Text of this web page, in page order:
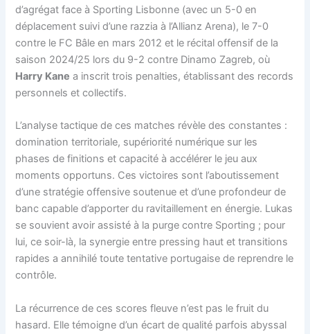
d’agrégat face à Sporting Lisbonne (avec un 5-0 en
déplacement suivi d’une razzia à l’Allianz Arena), le 7-0
contre le FC Bâle en mars 2012 et le récital offensif de la
saison 2024/25 lors du 9-2 contre Dinamo Zagreb, où
Harry Kane a inscrit trois penalties, établissant des records
personnels et collectifs.
L’analyse tactique de ces matches révèle des constantes :
domination territoriale, supériorité numérique sur les
phases de finitions et capacité à accélérer le jeu aux
moments opportuns. Ces victoires sont l’aboutissement
d’une stratégie offensive soutenue et d’une profondeur de
banc capable d’apporter du ravitaillement en énergie. Lukas
se souvient avoir assisté à la purge contre Sporting ; pour
lui, ce soir-là, la synergie entre pressing haut et transitions
rapides a annihilé toute tentative portugaise de reprendre le
contrôle.
La récurrence de ces scores fleuve n’est pas le fruit du
hasard. Elle témoigne d’un écart de qualité parfois abyssal